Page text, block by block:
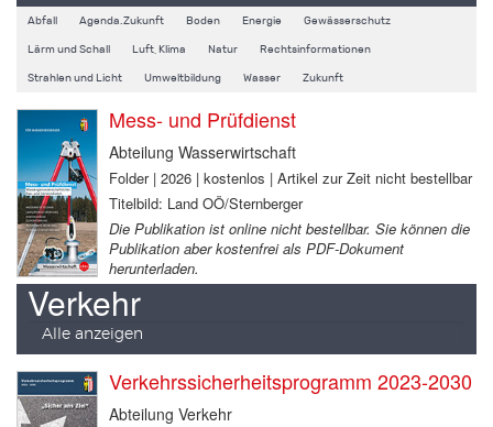
Abfall Agenda.Zukunft Boden Energie Gewässerschutz
Lärm und Schall Luft, Klima Natur Rechtsinformationen
Strahlen und Licht Umweltbildung Wasser Zukunft
Mess- und Prüfdienst
Abteilung Wasserwirtschaft
Folder | 2026 | kostenlos | Artikel zur Zeit nicht bestellbar
Titelbild: Land OÖ/Sternberger
Die Publikation ist online nicht bestellbar. Sie können die
Publikation aber kostenfrei als PDF-Dokument
herunterladen.
Verkehr
Alle anzeigen
Verkehrssicherheitsprogramm 2023-2030
Abteilung Verkehr